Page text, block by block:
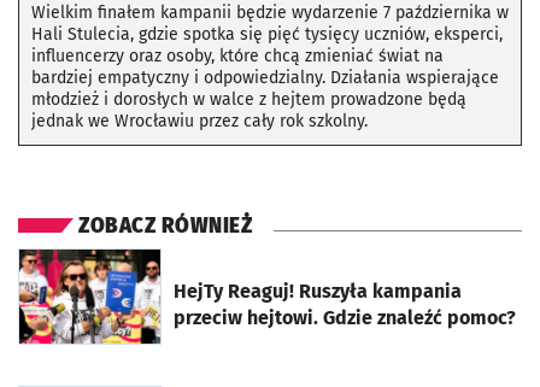
Wielkim finałem kampanii będzie wydarzenie 7 października w
Hali Stulecia, gdzie spotka się pięć tysięcy uczniów, eksperci,
influencerzy oraz osoby, które chcą zmieniać świat na
bardziej empatyczny i odpowiedzialny. Działania wspierające
młodzież i dorosłych w walce z hejtem prowadzone będą
jednak we Wrocławiu przez cały rok szkolny.
ZOBACZ RÓWNIEŻ
HejTy Reaguj! Ruszyła kampania
przeciw hejtowi. Gdzie znaleźć pomoc?
otworzy się w nowej karcie